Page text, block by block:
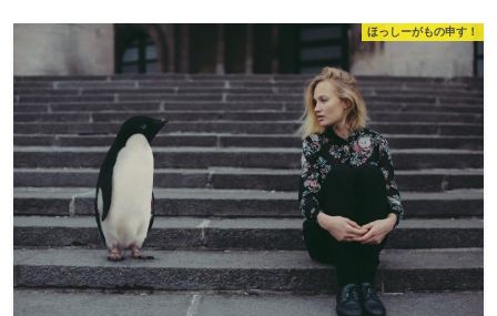
ほっしーがもの申す！